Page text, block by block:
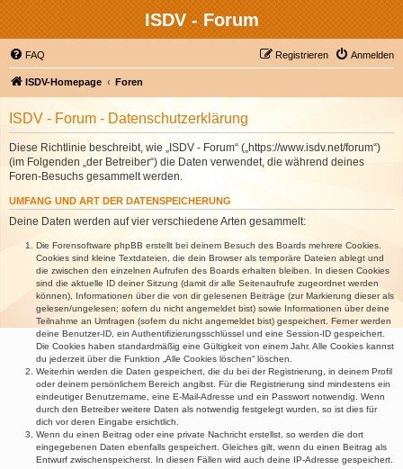
ISDV - Forum
FAQ Anmelden
Registrieren
ISDV-Homepage Foren
ISDV - Forum - Datenschutzerklärung
Diese Richtlinie beschreibt, wie „ISDV - Forum“ („https://www.isdv.net/forum“)
(im Folgenden „der Betreiber“) die Daten verwendet, die während deines
Foren-Besuchs gesammelt werden.
UMFANG UND ART DER DATENSPEICHERUNG
Deine Daten werden auf vier verschiedene Arten gesammelt:
Die Forensoftware phpBB erstellt bei deinem Besuch des Boards mehrere Cookies.
Cookies sind kleine Textdateien, die dein Browser als temporäre Dateien ablegt und
die zwischen den einzelnen Aufrufen des Boards erhalten bleiben. In diesen Cookies
sind die aktuelle ID deiner Sitzung (damit dir alle Seitenaufrufe zugeordnet werden
können), Informationen über die von dir gelesenen Beiträge (zur Markierung dieser als
gelesen/ungelesen; sofern du nicht angemeldet bist) sowie Informationen über deine
Teilnahme an Umfragen (sofern du nicht angemeldet bist) gespeichert. Ferner werden
deine Benutzer-ID, ein Authentifizierungsschlüssel und eine Session-ID gespeichert.
Die Cookies haben standardmäßig eine Gültigkeit von einem Jahr. Alle Cookies kannst
du jederzeit über die Funktion „Alle Cookies löschen“ löschen.
Weiterhin werden die Daten gespeichert, die du bei der Registrierung, in deinem Profil
oder deinem persönlichem Bereich angibst. Für die Registrierung sind mindestens ein
eindeutiger Benutzername, eine E-Mail-Adresse und ein Passwort notwendig. Wenn
durch den Betreiber weitere Daten als notwendig festgelegt wurden, so ist dies für
dich vor deren Eingabe ersichtlich.
Wenn du einen Beitrag oder eine private Nachricht erstellst, so werden die dort
eingegebenen Daten ebenfalls gespeichert. Gleiches gilt, wenn du einen Beitrag als
Entwurf zwischenspeicherst. In diesen Fällen wird auch deine IP-Adresse gespeichert.